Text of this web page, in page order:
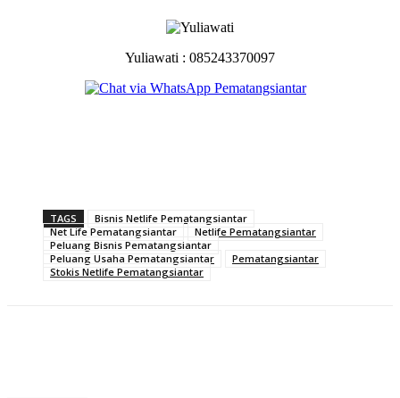
Yuliawati : 085243370097
TAGS
Bisnis Netlife Pematangsiantar
Net Life Pematangsiantar
Netlife Pematangsiantar
Peluang Bisnis Pematangsiantar
Peluang Usaha Pematangsiantar
Pematangsiantar
Stokis Netlife Pematangsiantar